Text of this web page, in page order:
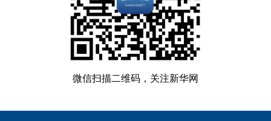
微信扫描二维码，关注新华网